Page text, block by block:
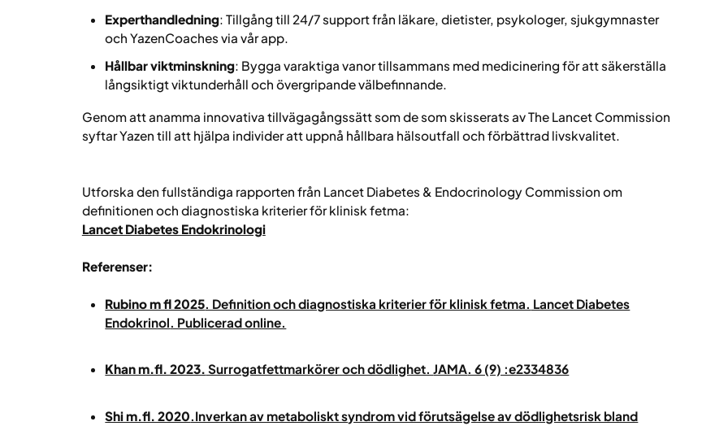
Experthandledning: Tillgång till 24/7 support från läkare, dietister, psykologer, sjukgymnaster
och YazenCoaches via vår app.
Hållbar viktminskning: Bygga varaktiga vanor tillsammans med medicinering för att säkerställa
långsiktigt viktunderhåll och övergripande välbefinnande.
Genom att anamma innovativa tillvägagångssätt som de som skisserats av The Lancet Commission
syftar Yazen till att hjälpa individer att uppnå hållbara hälsoutfall och förbättrad livskvalitet.
Utforska den fullständiga rapporten från Lancet Diabetes & Endocrinology Commission om
definitionen och diagnostiska kriterier för klinisk fetma:
Lancet Diabetes Endokrinologi
Referenser:
Rubino m fl 2025. Definition och diagnostiska kriterier för klinisk fetma. Lancet Diabetes
Endokrinol. Publicerad online.
Khan m.fl. 2023. Surrogatfettmarkörer och dödlighet.JAMA. 6 (9) :e2334836
Shi m.fl. 2020.Inverkan av metaboliskt syndrom vid förutsägelse av dödlighetsrisk bland